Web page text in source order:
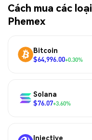
Cách mua các
Phemex
Bitcoin
$64,996.00+0.30%
Solana
$76.07+3.60%
Injective